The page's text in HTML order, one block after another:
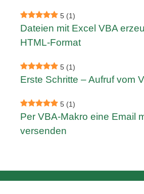
5 (1)
Dateien mit Excel VBA
HTML-Format
5 (1)
Erste Schritte – Aufruf vom
5 (1)
Per VBA-Makro eine Email
versenden